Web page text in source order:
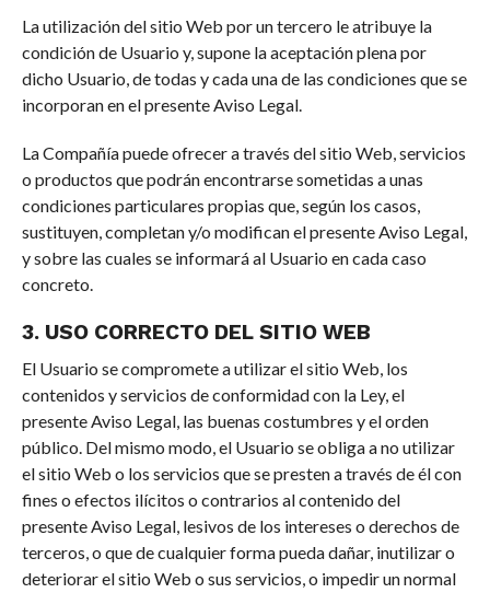
La utilización del sitio Web por un tercero le atribuye la
condición de Usuario y, supone la aceptación plena por
dicho Usuario, de todas y cada una de las condiciones que se
incorporan en el presente Aviso Legal.
La Compañía puede ofrecer a través del sitio Web, servicios
o productos que podrán encontrarse sometidas a unas
condiciones particulares propias que, según los casos,
sustituyen, completan y/o modifican el presente Aviso Legal,
y sobre las cuales se informará al Usuario en cada caso
concreto.
3. USO CORRECTO DEL SITIO WEB
El Usuario se compromete a utilizar el sitio Web, los
contenidos y servicios de conformidad con la Ley, el
presente Aviso Legal, las buenas costumbres y el orden
público. Del mismo modo, el Usuario se obliga a no utilizar
el sitio Web o los servicios que se presten a través de él con
fines o efectos ilícitos o contrarios al contenido del
presente Aviso Legal, lesivos de los intereses o derechos de
terceros, o que de cualquier forma pueda dañar, inutilizar o
deteriorar el sitio Web o sus servicios, o impedir un normal